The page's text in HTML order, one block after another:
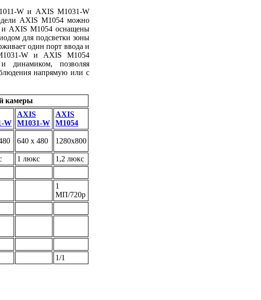
W и AXIS M1031-W
AXIS M1054 можно
и AXIS M1054 оснащены
для подсветки зоны
один порт ввода и
W и AXIS M1054
динамиком, позволяя
напрямую или с
камеры
W
AXIS
M1031-W
AXIS
M1054
640 x 480 1280x800
1 люкс
1,2 люкс
1
МП/720p
1/1